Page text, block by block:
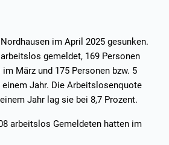
im April 2025 gesunken.
gemeldet, 169 Personen
März und 175 Personen bzw. 5
Jahr. Die Arbeitslosenquote
Jahr lag sie bei 8,7 Prozent.
arbeitslos Gemeldeten hatten im